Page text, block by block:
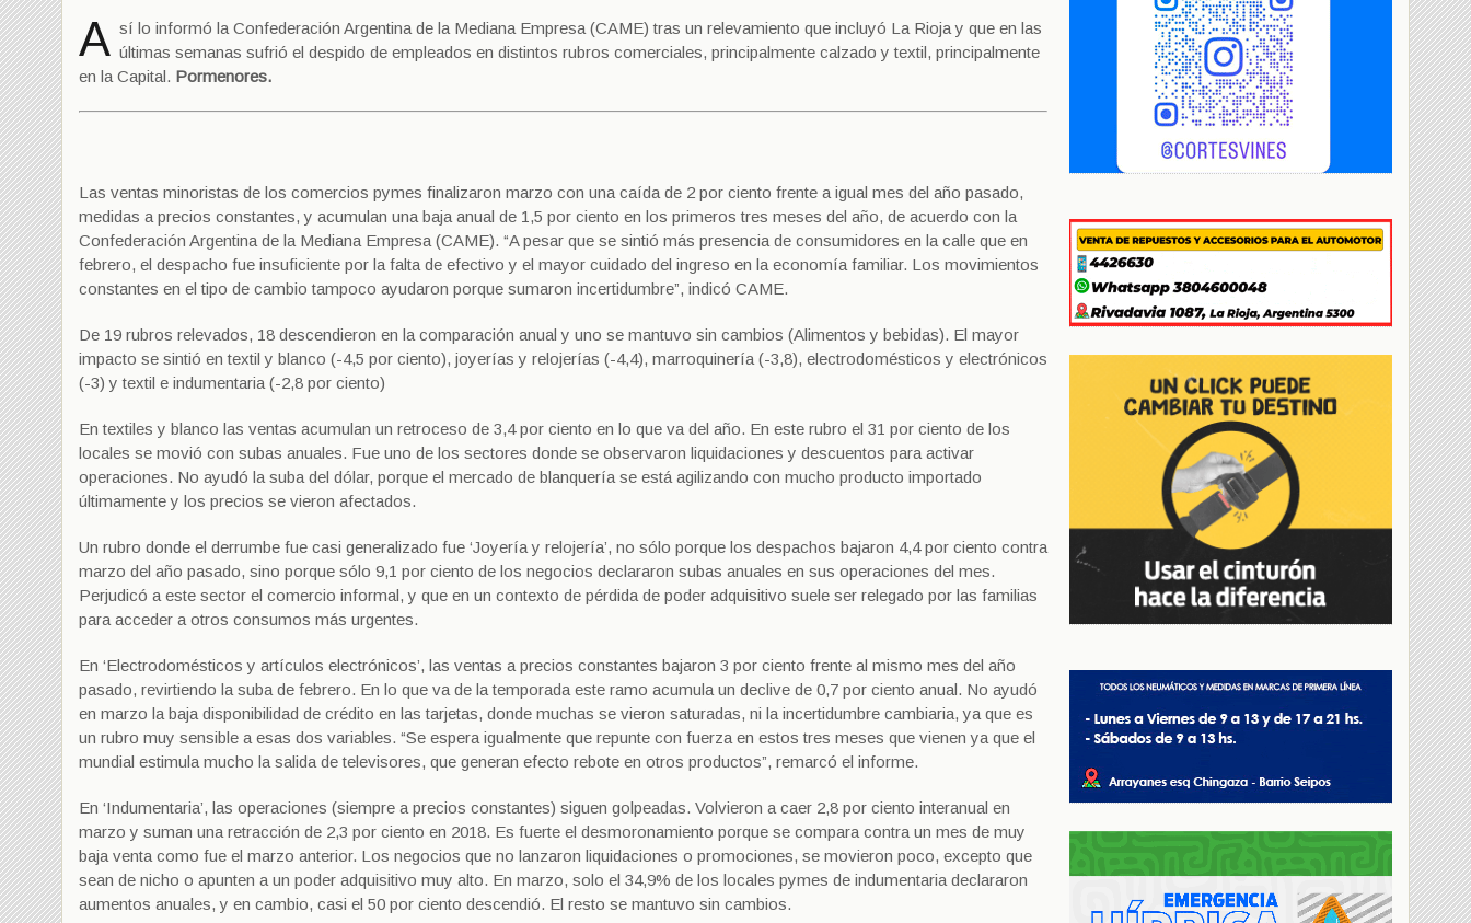
A sí lo informó la Confederación Argentina de la Mediana Empresa (CAME) tras un relevamiento que incluyó La Rioja y que en las
últimas semanas sufrió el despido de empleados en distintos rubros comerciales, principalmente calzado y textil, principalmente
en la Capital. Pormenores.
Las ventas minoristas de los comercios pymes finalizaron marzo con una caída de 2 por ciento frente a igual mes del año pasado,
medidas a precios constantes, y acumulan una baja anual de 1,5 por ciento en los primeros tres meses del año, de acuerdo con la
Confederación Argentina de la Mediana Empresa (CAME). “A pesar que se sintió más presencia de consumidores en la calle que en
febrero, el despacho fue insuficiente por la falta de efectivo y el mayor cuidado del ingreso en la economía familiar. Los movimientos
constantes en el tipo de cambio tampoco ayudaron porque sumaron incertidumbre”, indicó CAME.
De 19 rubros relevados, 18 descendieron en la comparación anual y uno se mantuvo sin cambios (Alimentos y bebidas). El mayor
impacto se sintió en textil y blanco (-4,5 por ciento), joyerías y relojerías (-4,4), marroquinería (-3,8), electrodomésticos y electrónicos
(-3) y textil e indumentaria (-2,8 por ciento)
En textiles y blanco las ventas acumulan un retroceso de 3,4 por ciento en lo que va del año. En este rubro el 31 por ciento de los
locales se movió con subas anuales. Fue uno de los sectores donde se observaron liquidaciones y descuentos para activar
operaciones. No ayudó la suba del dólar, porque el mercado de blanquería se está agilizando con mucho producto importado
últimamente y los precios se vieron afectados.
Un rubro donde el derrumbe fue casi generalizado fue ‘Joyería y relojería’, no sólo porque los despachos bajaron 4,4 por ciento contra
marzo del año pasado, sino porque sólo 9,1 por ciento de los negocios declararon subas anuales en sus operaciones del mes.
Perjudicó a este sector el comercio informal, y que en un contexto de pérdida de poder adquisitivo suele ser relegado por las familias
para acceder a otros consumos más urgentes.
En ‘Electrodomésticos y artículos electrónicos’, las ventas a precios constantes bajaron 3 por ciento frente al mismo mes del año
pasado, revirtiendo la suba de febrero. En lo que va de la temporada este ramo acumula un declive de 0,7 por ciento anual. No ayudó
en marzo la baja disponibilidad de crédito en las tarjetas, donde muchas se vieron saturadas, ni la incertidumbre cambiaria, ya que es
un rubro muy sensible a esas dos variables. “Se espera igualmente que repunte con fuerza en estos tres meses que vienen ya que el
mundial estimula mucho la salida de televisores, que generan efecto rebote en otros productos”, remarcó el informe.
En ‘Indumentaria’, las operaciones (siempre a precios constantes) siguen golpeadas. Volvieron a caer 2,8 por ciento interanual en
marzo y suman una retracción de 2,3 por ciento en 2018. Es fuerte el desmoronamiento porque se compara contra un mes de muy
baja venta como fue el marzo anterior. Los negocios que no lanzaron liquidaciones o promociones, se movieron poco, excepto que
sean de nicho o apunten a un poder adquisitivo muy alto. En marzo, solo el 34,9% de los locales pymes de indumentaria declararon
aumentos anuales, y en cambio, casi el 50 por ciento descendió. El resto se mantuvo sin cambios.